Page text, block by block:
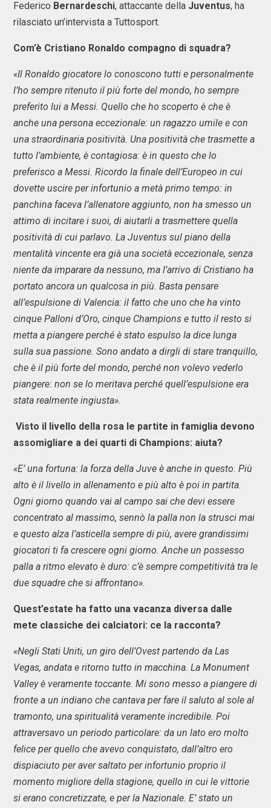
Federico Bernardeschi, attaccante della Juventus, ha
rilasciato un’intervista a Tuttosport.
Com’è Cristiano Ronaldo compagno di squadra?
«Il Ronaldo giocatore lo conoscono tutti e personalmente
l’ho sempre ritenuto il più forte del mondo, ho sempre
preferito lui a Messi. Quello che ho scoperto è che è
anche una persona eccezionale: un ragazzo umile e con
una straordinaria positività. Una positività che trasmette a
tutto l’ambiente, è contagiosa: è in questo che lo
preferisco a Messi. Ricordo la finale dell’Europeo in cui
dovette uscire per infortunio a metà primo tempo: in
panchina faceva l’allenatore aggiunto, non ha smesso un
attimo di incitare i suoi, di aiutarli a trasmettere quella
positività di cui parlavo. La Juventus sul piano della
mentalità vincente era già una società eccezionale, senza
niente da imparare da nessuno, ma l’arrivo di Cristiano ha
portato ancora un qualcosa in più. Basta pensare
all’espulsione di Valencia: il fatto che uno che ha vinto
cinque Palloni d’Oro, cinque Champions e tutto il resto si
metta a piangere perché è stato espulso la dice lunga
sulla sua passione. Sono andato a dirgli di stare tranquillo,
che è il più forte del mondo, perché non volevo vederlo
piangere: non se lo meritava perché quell’espulsione era
stata realmente ingiusta».
Visto il livello della rosa le partite in famiglia devono
assomigliare a dei quarti di Champions: aiuta?
«E’ una fortuna: la forza della Juve è anche in questo. Più
alto è il livello in allenamento e più alto è poi in partita.
Ogni giorno quando vai al campo sai che devi essere
concentrato al massimo, sennò la palla non la strusci mai
e questo alza l’asticella sempre di più, avere grandissimi
giocatori ti fa crescere ogni giorno. Anche un possesso
palla a ritmo elevato è duro: c’è sempre competitività tra le
due squadre che si affrontano».
Quest’estate ha fatto una vacanza diversa dalle
mete classiche dei calciatori: ce la racconta?
«Negli Stati Uniti, un giro dell’Ovest partendo da Las
Vegas, andata e ritorno tutto in macchina. La Monument
Valley è veramente toccante. Mi sono messo a piangere di
fronte a un indiano che cantava per fare il saluto al sole al
tramonto, una spiritualità veramente incredibile. Poi
attraversavo un periodo particolare: da un lato ero molto
felice per quello che avevo conquistato, dall’altro ero
dispiaciuto per aver saltato per infortunio proprio il
momento migliore della stagione, quello in cui le vittorie
si erano concretizzate, e per la Nazionale. E’ stato un